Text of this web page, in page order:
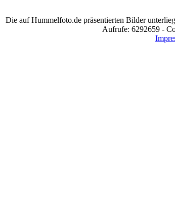
Die auf Hummelfoto.de präsentierten Bilder
Aufrufe: 6292659 -